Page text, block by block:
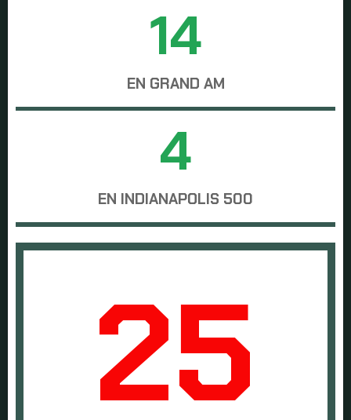
14
EN GRAND AM
4
EN INDIANAPOLIS 500
25